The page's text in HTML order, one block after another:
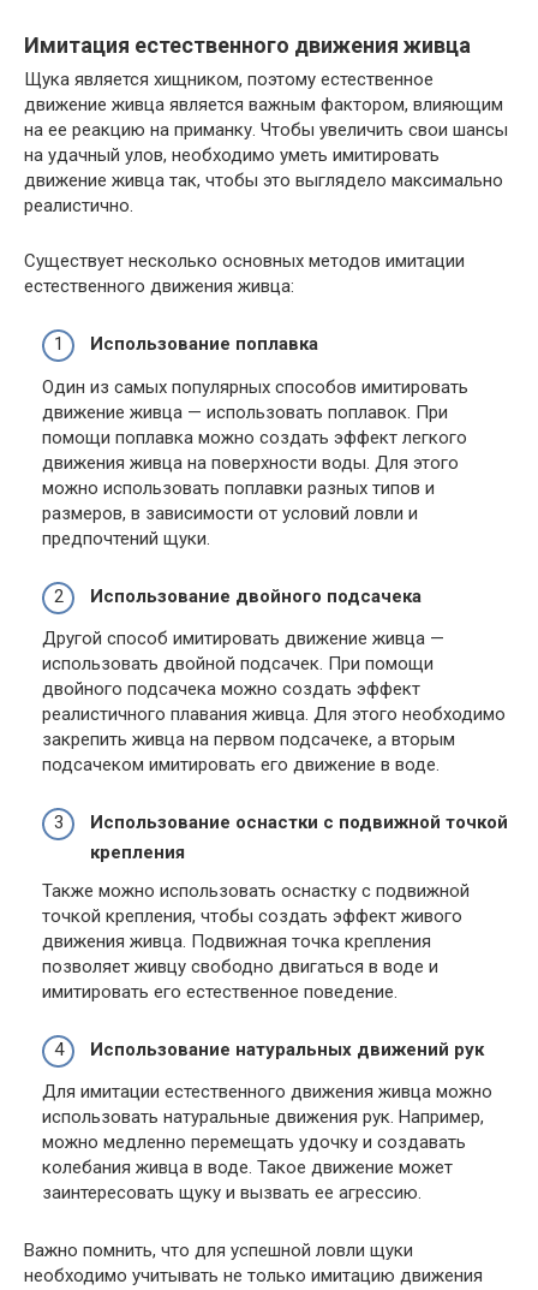
Имитация естественного движения живца
Щука является хищником, поэтому естественное
движение живца является важным фактором, влияющим
на ее реакцию на приманку. Чтобы увеличить свои шансы
на удачный улов, необходимо уметь имитировать
движение живца так, чтобы это выглядело максимально
реалистично.
Существует несколько основных методов имитации
естественного движения живца:
Использование поплавка
Один из самых популярных способов имитировать
движение живца — использовать поплавок. При
помощи поплавка можно создать эффект легкого
движения живца на поверхности воды. Для этого
можно использовать поплавки разных типов и
размеров, в зависимости от условий ловли и
предпочтений щуки.
Использование двойного подсачека
Другой способ имитировать движение живца —
использовать двойной подсачек. При помощи
двойного подсачека можно создать эффект
реалистичного плавания живца. Для этого необходимо
закрепить живца на первом подсачеке, а вторым
подсачеком имитировать его движение в воде.
Использование оснастки с подвижной точкой
крепления
Также можно использовать оснастку с подвижной
точкой крепления, чтобы создать эффект живого
движения живца. Подвижная точка крепления
позволяет живцу свободно двигаться в воде и
имитировать его естественное поведение.
Использование натуральных движений рук
Для имитации естественного движения живца можно
использовать натуральные движения рук. Например,
можно медленно перемещать удочку и создавать
колебания живца в воде. Такое движение может
заинтересовать щуку и вызвать ее агрессию.
Важно помнить, что для успешной ловли щуки
необходимо учитывать не только имитацию движения